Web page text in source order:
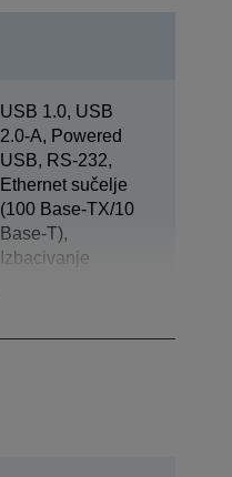
USB 1.0, USB
2.0-A, Powered
USB, RS-232,
Ethernet sučelje
(100 Base-TX/10
Base-T),
Izbacivanje